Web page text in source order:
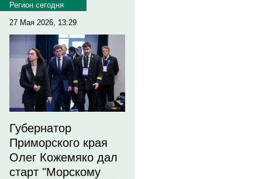
Регион сегодня
27 Мая 2026, 13:29
Губернатор
Приморского края
Олег Кожемяко дал
старт "Морскому